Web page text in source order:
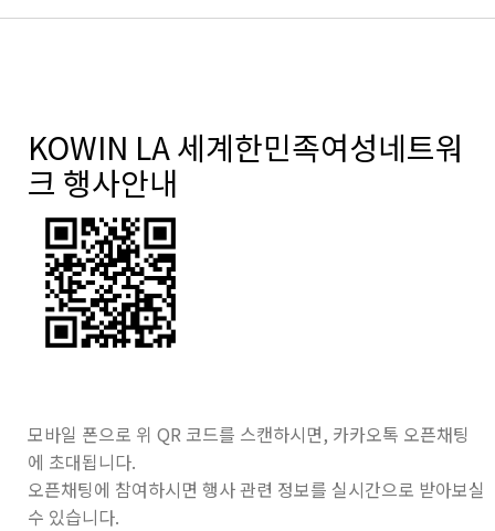
KOWIN LA 세계한민족여성네트워
크 행사안내
모바일 폰으로 위 QR 코드를 스캔하시면, 카카오톡 오픈채팅
에 초대됩니다.
오픈채팅에 참여하시면 행사 관련 정보를 실시간으로 받아보실
수 있습니다.